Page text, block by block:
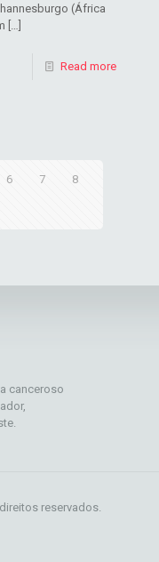
(África
Read more
6 7 8
canceroso
reservados.